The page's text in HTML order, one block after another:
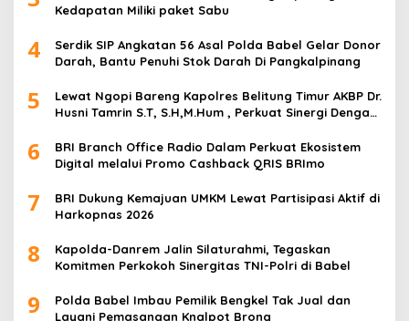
Kedapatan Miliki paket Sabu
4
Serdik SIP Angkatan 56 Asal Polda Babel Gelar Donor
Darah, Bantu Penuhi Stok Darah Di Pangkalpinang
5
Lewat Ngopi Bareng Kapolres Belitung Timur AKBP Dr.
Husni Tamrin S.T, S.H,M.Hum , Perkuat Sinergi Dengan
6
BRI Branch Office Radio Dalam Perkuat Ekosistem
Digital melalui Promo Cashback QRIS BRImo
7
BRI Dukung Kemajuan UMKM Lewat Partisipasi Aktif di
Harkopnas 2026
8
Kapolda-Danrem Jalin Silaturahmi, Tegaskan
Komitmen Perkokoh Sinergitas TNI-Polri di Babel
9
Polda Babel Imbau Pemilik Bengkel Tak Jual dan
Layani Pemasangan Knalpot Brong